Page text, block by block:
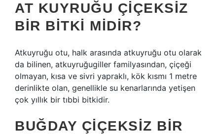
AT KUYRUĞU ÇIÇEKSIZ
BIR BITKI MIDIR?
Atkuyruğu otu, halk arasında atkuyruğu otu olarak
da bilinen, atkuyruğugiller familyasından, çiçeği
olmayan, kısa ve sivri yapraklı, kök kısmı 1 metre
derinlikte olan, genellikle su kenarlarında yetişen
çok yıllık bir tıbbi bitkidir.
BUĞDAY ÇIÇEKSIZ BIR